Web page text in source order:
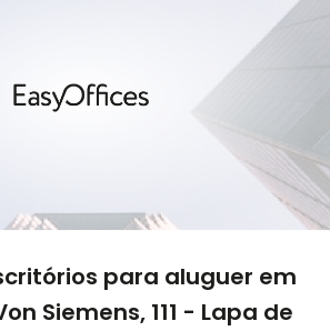
para aluguer em
Siemens, 111 - Lapa de